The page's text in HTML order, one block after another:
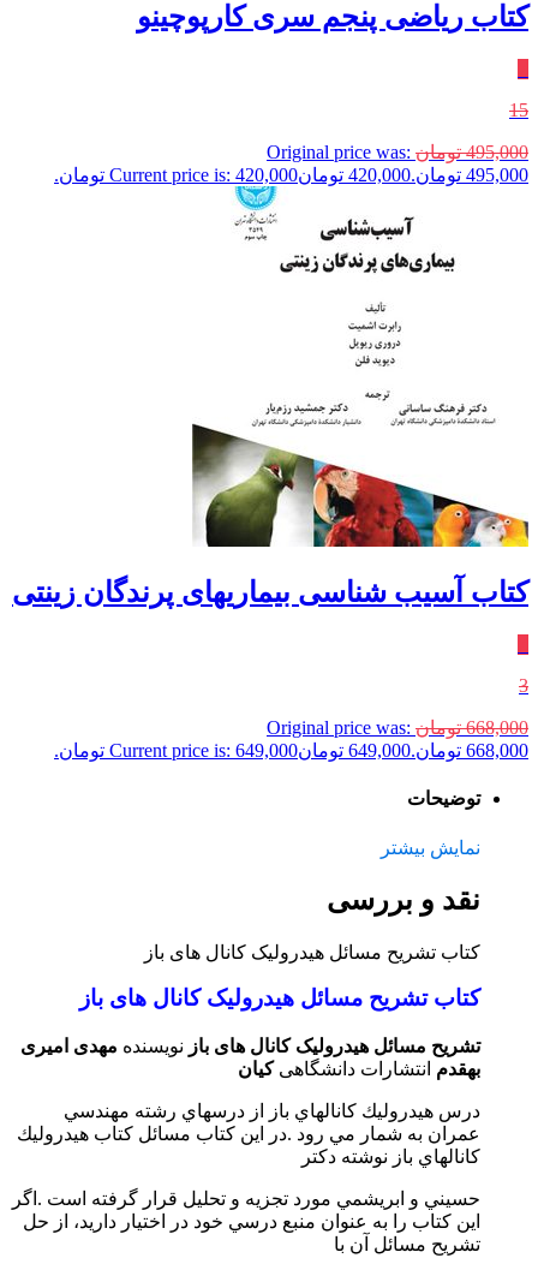
کتاب ریاضی پنجم سری کارپوچینو
15
495,000 تومان Original price was:
495,000 تومان.
420,000 تومانCurrent price is: 420,000 تومان.
کتاب آسیب شناسی بیماریهای پرندگان زینتی
3
668,000 تومان Original price was:
668,000 تومان.
649,000 تومانCurrent price is: 649,000 تومان.
توضیحات
نمایش بیشتر
نقد و بررسی
کتاب تشریح مسائل هیدرولیک کانال های باز
کتاب تشریح مسائل هیدرولیک کانال های باز
تشریح مسائل هیدرولیک کانال های باز نویسنده مهدی امیری
بهقدم انتشارات دانشگاهیکیان
درس هيدروليك كانالهاي باز از درسهاي رشته مهندسي
عمران به شمار مي رود .در اين كتاب مسائل كتاب هيدروليك
كانالهاي باز نوشته دكتر
حسيني و ابريشمي مورد تجزيه و تحليل قرار گرفته است .اگر
اين كتاب را به عنوان منبع درسي خود در اختيار داريد، از حل
تشريح مسائل آن با